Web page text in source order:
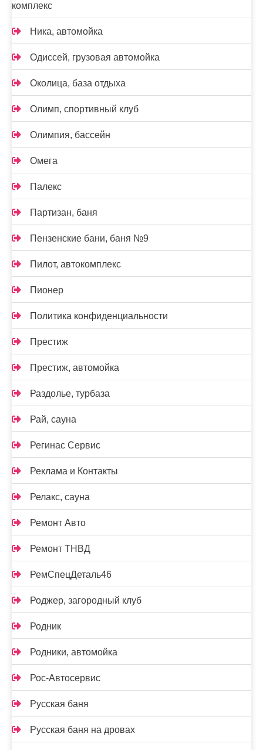
комплекс
Ника, автомойка
Одиссей, грузовая автомойка
Околица, база отдыха
Олимп, спортивный клуб
Олимпия, бассейн
Омега
Палекс
Партизан, баня
Пензенские бани, баня №9
Пилот, автокомплекс
Пионер
Политика конфиденциальности
Престиж
Престиж, автомойка
Раздолье, турбаза
Рай, сауна
Регинас Сервис
Реклама и Контакты
Релакс, сауна
Ремонт Авто
Ремонт ТНВД
РемСпецДеталь46
Роджер, загородный клуб
Родник
Родники, автомойка
Рос-Автосервис
Русская баня
Русская баня на дровах